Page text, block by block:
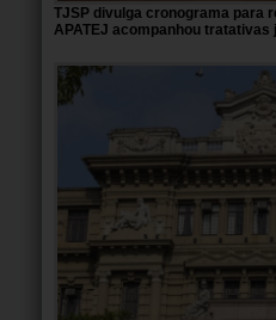
TJSP divulga cronograma para
APATEJ acompanhou tratativas